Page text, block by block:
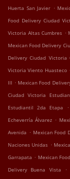
Huerta San Javier .
Food Delivery Ciudad
Victoria Altas Cumbres .
Mexican Food Delivery
Delivery Ciudad
Victoria Viento Huasteco .
III . Mexican Food
Ciudad Victoria
Estudiantil 2da Etapa
.
Echeverría Álvarez .
Avenida . Mexican Food
Naciones Unidas .
Garrapata . Mexican
Delivery Buena Vista
.